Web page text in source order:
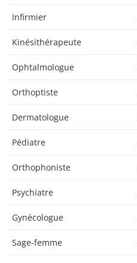
Infirmier
Kinésithérapeute
Ophtalmologue
Orthoptiste
Dermatologue
Pédiatre
Orthophoniste
Psychiatre
Gynécologue
Sage-femme